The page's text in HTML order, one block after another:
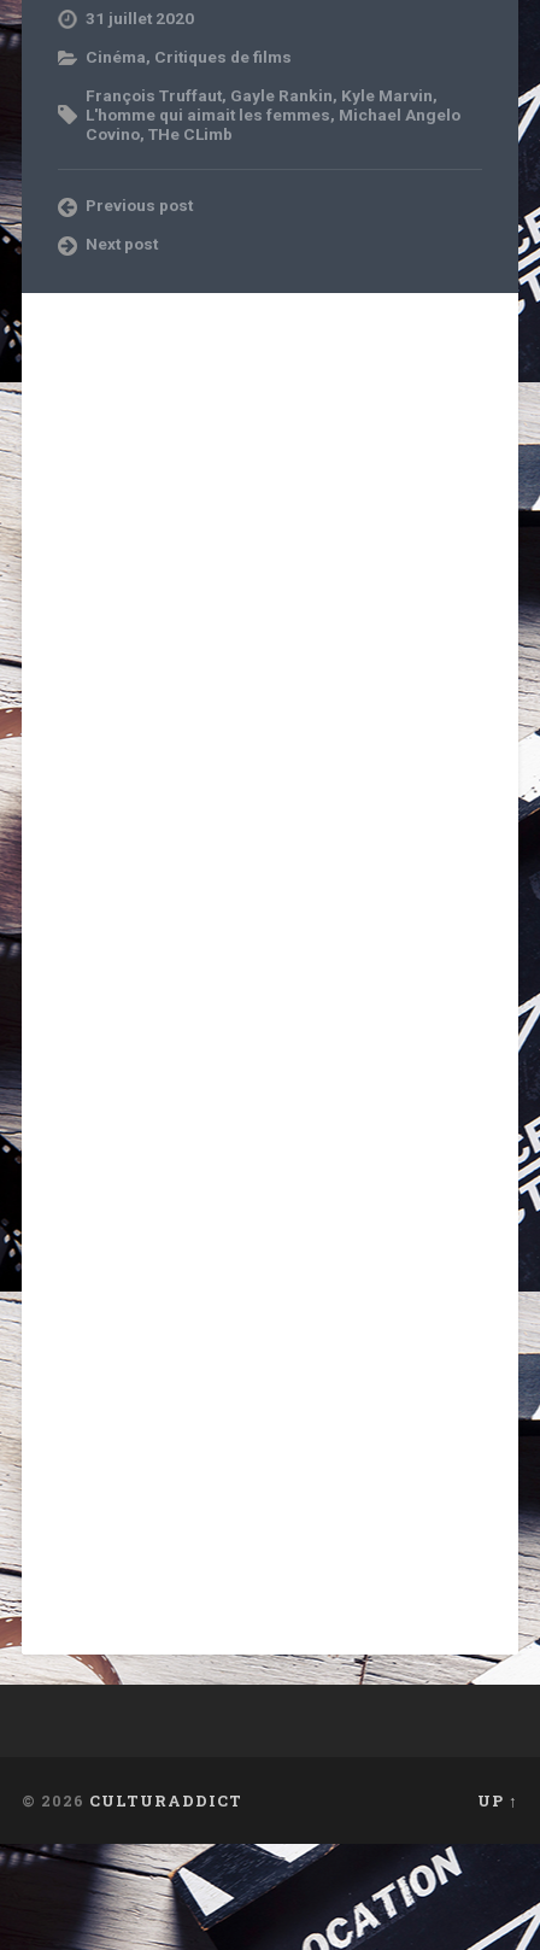
31 juillet 2020
Cinéma, Critiques de films
François Truffaut, Gayle Rankin, Kyle Marvin,
L'homme qui aimait les femmes, Michael Angelo
Covino, THe CLimb
Previous post
Next post
© 2026 CULTURADDICT UP ↑